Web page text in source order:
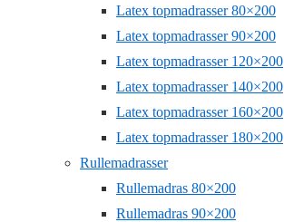
Latex topmadrasser 80×200
Latex topmadrasser 90×200
Latex topmadrasser 120×200
Latex topmadrasser 140×200
Latex topmadrasser 160×200
Latex topmadrasser 180×200
Rullemadrasser
Rullemadras 80×200
Rullemadras 90×200